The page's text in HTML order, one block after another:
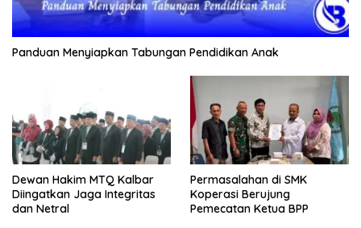
Panduan Menyiapkan Tabungan Pendidikan Anak
Dewan Hakim MTQ Kalbar
Diingatkan Jaga Integritas
dan Netral
Permasalahan di SMK
Koperasi Berujung
Pemecatan Ketua BPP